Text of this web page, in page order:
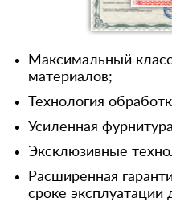
Максимальный
материалов;
Технология
Усиленная
Эксклюзивные
Расширенная
сроке эксплуатации